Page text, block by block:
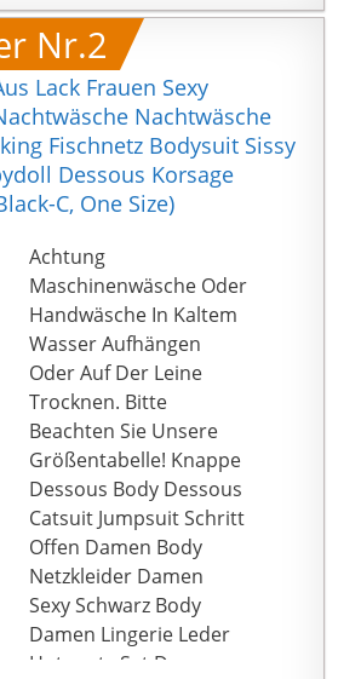
hochwertigem Material,
der Stoff ist angenehm,
leicht waschbar und
bietet eine eng
anliegende Passform,
die Vorzüge der Figur
betont und eine
feminine Silhouette
kreiert, dieses Overall
ist der totale Hingucker
für Partys, Clubwear,
Urlaub oder andere
Anlässe.
LIEFERUNG:
KOSTENFREIER Versand
und Rücksendung!
Schnelle, zuverlässige
und unkompliziert
Lieferung durch
Amazon!
ÜBER UNS: MISS NOIR
Fashion bietet Ihnen
immer Kleidung, welche
Nr.2
Lack Frauen Sexy
Nachtwäsche
Fischnetz Bodysuit Sissy
Dessous Korsage
C, One Size)
Achtung
Maschinenwäsche Oder
Handwäsche In Kaltem
Wasser Aufhängen
Oder Auf Der Leine
Trocknen. Bitte
Beachten Sie Unsere
Größentabelle! Knappe
Dessous Body Dessous
Catsuit Jumpsuit Schritt
Offen Damen Body
Netzkleider Damen
Sexy Schwarz Body
Damen Lingerie Leder
Hotpants Set Dessous